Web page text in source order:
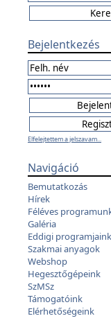
Bejelentkezés
Elfelejtettem a jelszavam...
Navigáció
Bemutatkozás
Hírek
Féléves
Galéria
Eddigi programjaink
Szakmai anyagok
Webshop
Hegesztőgépeink
SzMSz
Támogatóink
Elérhetőségeink